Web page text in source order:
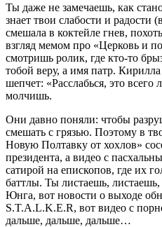
Ты даже не замечаешь, как
знает твои слабости и радости
смешала в коктейле гнев,
взгляд мемом про «Церковь и
смотришь ролик, где кто-то
тобой веру, а имя патр.
шепчет: «Расслабься, это
молчишь.
Они давно поняли: чтобы
смешать с грязью. Поэтому в
Новую Полтавку от хохлов»
президента, а видео с
сатирой на епископов, где их
баттлы. Ты листаешь,
Юнга, вот новости о выходе
S.T.A.L.K.E.R, вот видео с
дальше, дальше, дальше…